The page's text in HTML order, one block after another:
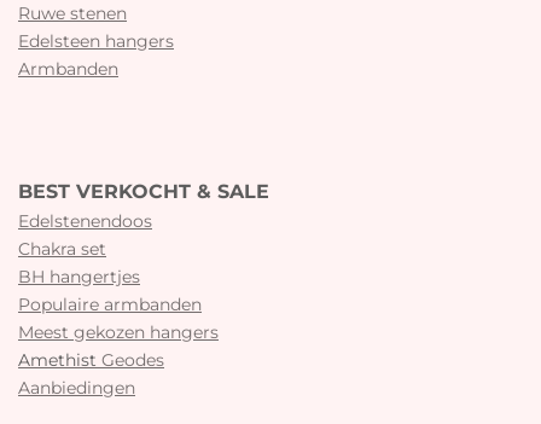
Ruwe stenen
Edelsteen hangers
Armbanden
BEST VERKOCHT & SALE
Edelstenendoos
Chakra set
BH hangertjes
Populaire armbanden
Meest gekozen hangers
Amethist Geodes
Aanbiedingen